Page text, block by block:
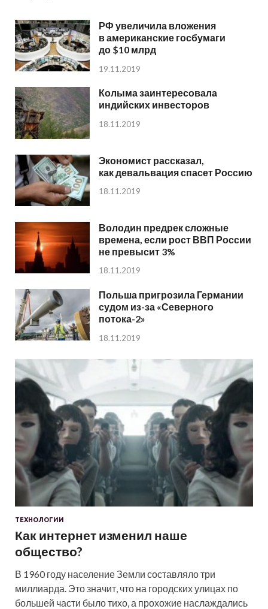
РФ увеличила вложения
в американские госбумаги
до $10 млрд
19.11.2019
Колыма заинтересовала
индийских инвесторов
18.11.2019
Экономист рассказал,
как девальвация спасет Россию
18.11.2019
Володин предрек сложные
времена, если рост ВВП России
не превысит 3%
18.11.2019
Польша пригрозила Германии
судом из-за «Северного
потока-2»
18.11.2019
ТЕХНОЛОГИИ
Как интернет изменил наше
общество?
В 1960 году население Земли составляло три
миллиарда. Это значит, что на городских улицах по
большей части было тихо, а прохожие наслаждались